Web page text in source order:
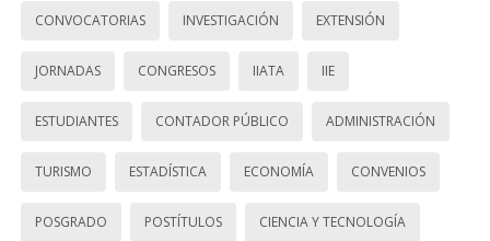
CONVOCATORIAS INVESTIGACIÓN EXTENSIÓN
JORNADAS CONGRESOS IIATA IIE
ESTUDIANTES CONTADOR PÚBLICO ADMINISTRACIÓN
TURISMO ESTADÍSTICA ECONOMÍA CONVENIOS
POSGRADO POSTÍTULOS CIENCIA Y TECNOLOGÍA